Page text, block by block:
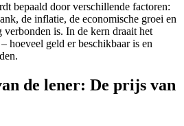
bepaald door verschillende factoren:
de inflatie, de economische groei en
verbonden is. In de kern draait het
hoeveel geld er beschikbaar is en
de lener: De prijs van